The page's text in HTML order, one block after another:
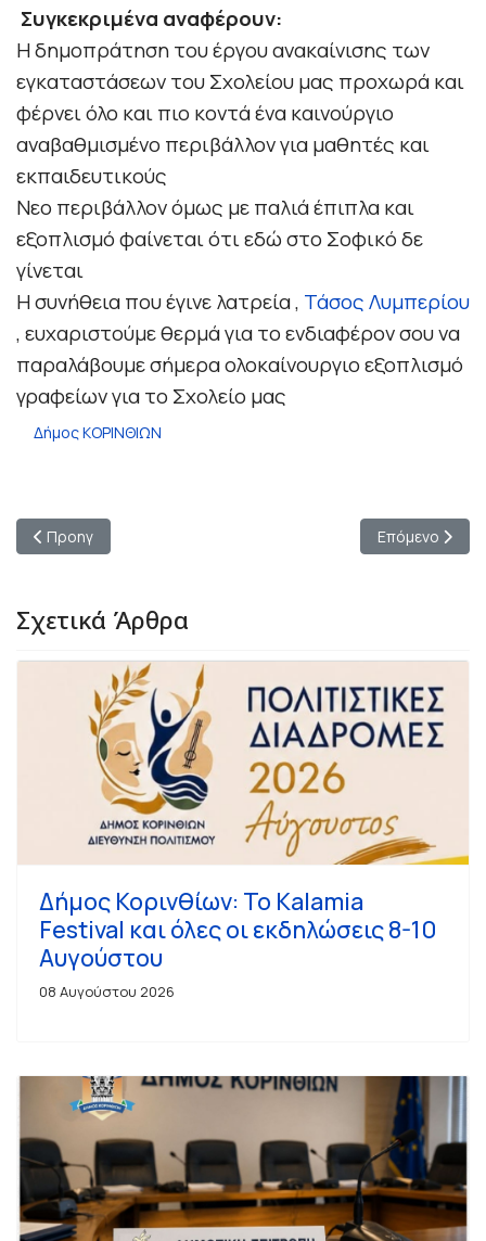
Συγκεκριμένα αναφέρουν:
Η δημοπράτηση του έργου ανακαίνισης των
εγκαταστάσεων του Σχολείου μας προχωρά και
φέρνει όλο και πιο κοντά ένα καινούργιο
αναβαθμισμένο περιβάλλον για μαθητές και
εκπαιδευτικούς
Νεο περιβάλλον όμως με παλιά έπιπλα και
εξοπλισμό φαίνεται ότι εδώ στο Σοφικό δε
γίνεται
Η συνήθεια που έγινε λατρεία , Τάσος Λυμπερίου
, ευχαριστούμε θερμά για το ενδιαφέρον σου να
παραλάβουμε σήμερα ολοκαίνουργιο εξοπλισμό
γραφείων για το Σχολείο μας
Δήμος ΚΟΡΙΝΘΙΩΝ
Προηγούμενο άρθρο: Οι εκδόσεις "ΚΑΤΑΓΡΑΜΜΑ" σας
Προηγ Επόμενο
Επόμενο
Σχετικά Άρθρα
Δήμος Κορινθίων: Το Kalamia
Festival και όλες οι εκδηλώσεις 8-10
Αυγούστου
08 Αυγούστου 2026